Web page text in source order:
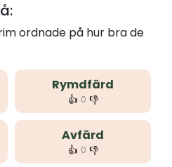
ordnade på hur bra de
Rymdfärd
👍 0 👎
Avfärd
👍 0 👎